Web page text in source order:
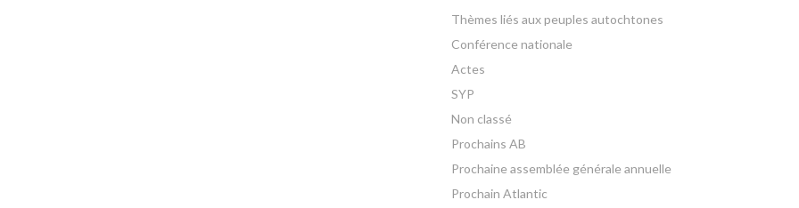
Thèmes liés aux peuples autochtones
Conférence nationale
Actes
SYP
Non classé
Prochains AB
Prochaine assemblée générale annuelle
Prochain Atlantic